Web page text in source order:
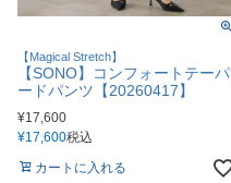
【Magical Stretch】
【SONO】コンフォートテーパ
ードパンツ【20260417】
¥17,600
¥17,600税込
カートに入れる